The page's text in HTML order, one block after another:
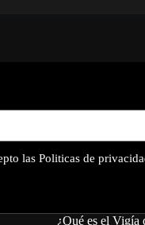
lasPoliticas de
¿Qué es el Vigía